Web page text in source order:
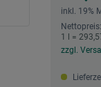
inkl. 19%
1 l =
zzgl.